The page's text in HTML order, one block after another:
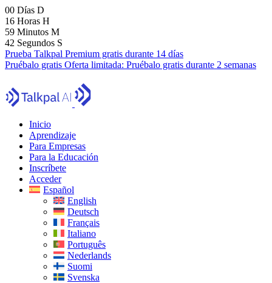
00 Días D
16 Horas H
59 Minutos M
40 Segundos S
Prueba Talkpal Premium gratis durante 14 días
Pruébalo gratis Oferta limitada: Pruébalo gratis durante 2 semanas
Inicio
Aprendizaje
Para Empresas
Para la Educación
Inscríbete
Acceder
Español
English
Deutsch
Français
Italiano
Português
Nederlands
Suomi
Svenska